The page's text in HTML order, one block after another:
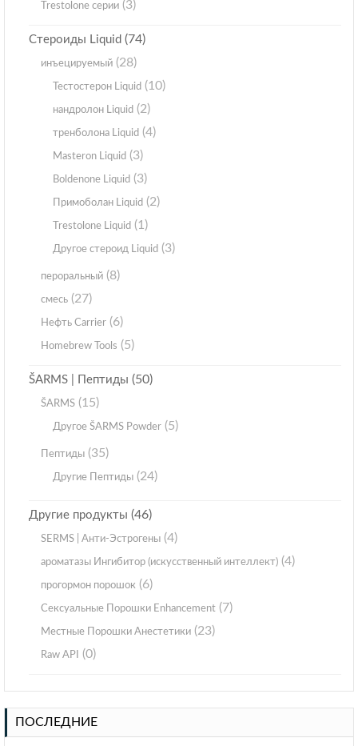
Trestolone серии (3)
Стероиды Liquid (74)
инъецируемый (28)
Тестостерон Liquid (10)
нандролон Liquid (2)
тренболона Liquid (4)
Masteron Liquid (3)
Boldenone Liquid (3)
Примоболан Liquid (2)
Trestolone Liquid (1)
Другое стероид Liquid (3)
пероральный (8)
смесь (27)
Нефть Carrier (6)
Homebrew Tools (5)
ŠARMS | Пептиды (50)
ŠARMS (15)
Другое ŠARMS Powder (5)
Пептиды (35)
Другие Пептиды (24)
Другие продукты (46)
SERMS | Анти-Эстрогены (4)
ароматазы Ингибитор (искусственный интеллект) (4)
прогормон порошок (6)
Сексуальные Порошки Enhancement (7)
Местные Порошки Анестетики (23)
Raw API (0)
ПОСЛЕДНИЕ